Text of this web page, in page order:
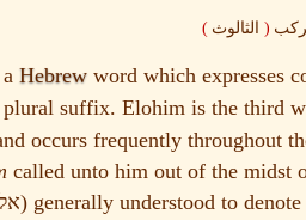
( الثالوث )
Hebrew word which expresses
plural suffix. Elohim is the third
occurs frequently throughout
called unto him out of the midst
generally understood to